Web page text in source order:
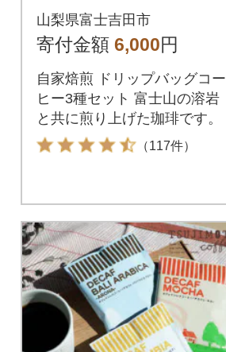
7パック×3種) 飲み比
べ珈琲セット 富士山
山梨県富士吉田市
寄付金額 6,000円
自家焙煎 ドリップバッグコー
ヒー3種セット 富士山の溶岩
と共に煎り上げた珈琲です。
（117件）